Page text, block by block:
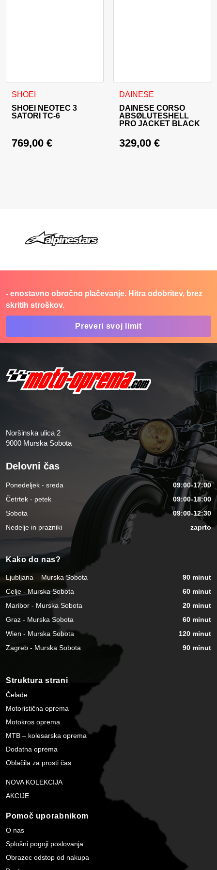
SHOEI
SHOEI NEOTEC 3
SATORI TC-6
769,00 €
Ta izdelek ima več različic. Možnosti lahko izberete na
DAINESE
DAINESE CORSO
ABSØLUTESHELL
PRO JACKET BLACK
329,00 €
Ta izdelek ima več različic.
- enostavno obročno plačevanje. Hitra odobritev, brez
skritih stroškov.
Preveri svoj limit
Noršinska ulica 2
9000 Murska Sobota
Delovni čas
Ponedeljek - sreda
09:00-17:00
Četrtek - petek
09:00-18:00
Sobota
09:00-12:30
Nedelje in prazniki
zaprto
Kako do nas?
Ljubljana – Murska Sobota
90 minut
Celje - Murska Sobota
60 minut
Maribor - Murska Sobota
20 minut
Graz - Murska Sobota
60 minut
Wien - Murska Sobota
120 minut
Zagreb - Murska Sobota
90 minut
Struktura strani
Čelade
Motoristična oprema
Motokros oprema
MTB – kolesarska oprema
Dodatna oprema
Oblačila za prosti čas
NOVA KOLEKCIJA
AKCIJE
Pomoč uporabnikom
O nas
Splošni pogoji poslovanja
Obrazec odstop od nakupa